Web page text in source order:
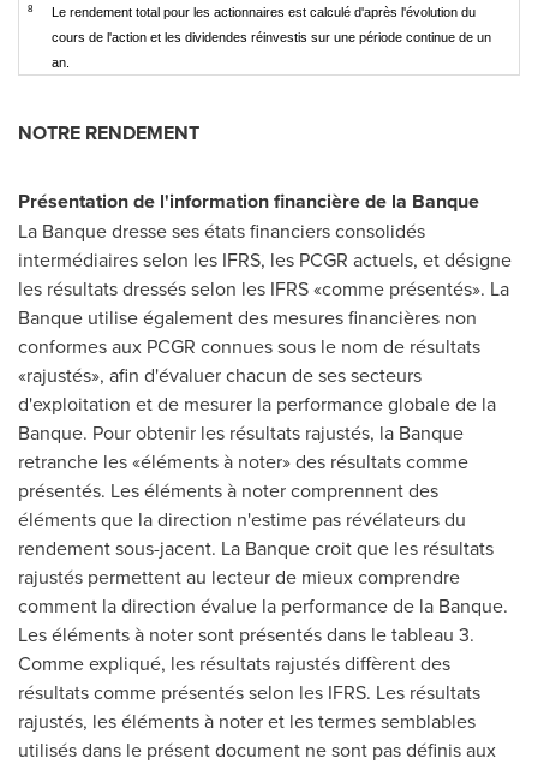
8
Le rendement total pour les actionnaires est calculé d'après l'évolution du
cours de l'action et les dividendes réinvestis sur une période continue de un
an.
NOTRE RENDEMENT
Présentation de l'information financière de la Banque
La Banque dresse ses états financiers consolidés
intermédiaires selon les IFRS, les PCGR actuels, et désigne
les résultats dressés selon les IFRS «comme présentés». La
Banque utilise également des mesures financières non
conformes aux PCGR connues sous le nom de résultats
«rajustés», afin d'évaluer chacun de ses secteurs
d'exploitation et de mesurer la performance globale de la
Banque. Pour obtenir les résultats rajustés, la Banque
retranche les «éléments à noter» des résultats comme
présentés. Les éléments à noter comprennent des
éléments que la direction n'estime pas révélateurs du
rendement sous-jacent. La Banque croit que les résultats
rajustés permettent au lecteur de mieux comprendre
comment la direction évalue la performance de la Banque.
Les éléments à noter sont présentés dans le tableau 3.
Comme expliqué, les résultats rajustés diffèrent des
résultats comme présentés selon les IFRS. Les résultats
rajustés, les éléments à noter et les termes semblables
utilisés dans le présent document ne sont pas définis aux